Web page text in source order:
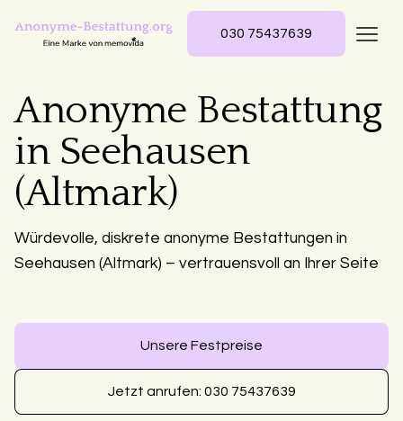
030 75437639
Anonyme Bestattung
in Seehausen
(Altmark)
Würdevolle, diskrete anonyme Bestattungen in
Seehausen (Altmark) – vertrauensvoll an Ihrer Seite
Unsere Festpreise
Jetzt anrufen: 030 75437639